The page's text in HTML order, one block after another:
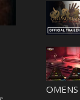
OMENS